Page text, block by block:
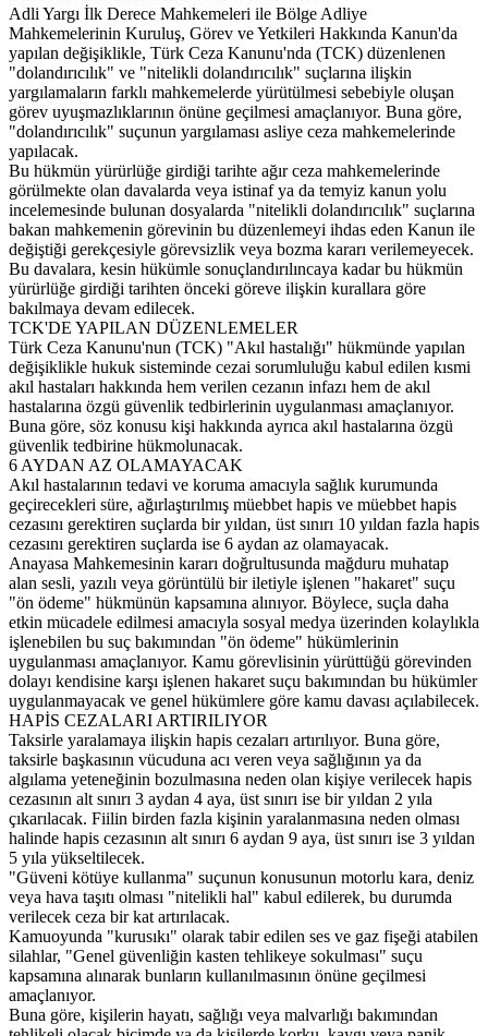
Adli Yargı İlk Derece Mahkemeleri ile Bölge Adliye
Mahkemelerinin Kuruluş, Görev ve Yetkileri Hakkında Kanun'da
yapılan değişiklikle, Türk Ceza Kanunu'nda (TCK) düzenlenen
"dolandırıcılık" ve "nitelikli dolandırıcılık" suçlarına ilişkin
yargılamaların farklı mahkemelerde yürütülmesi sebebiyle oluşan
görev uyuşmazlıklarının önüne geçilmesi amaçlanıyor. Buna göre,
"dolandırıcılık" suçunun yargılaması asliye ceza mahkemelerinde
yapılacak.
Bu hükmün yürürlüğe girdiği tarihte ağır ceza mahkemelerinde
görülmekte olan davalarda veya istinaf ya da temyiz kanun yolu
incelemesinde bulunan dosyalarda "nitelikli dolandırıcılık" suçlarına
bakan mahkemenin görevinin bu düzenlemeyi ihdas eden Kanun ile
değiştiği gerekçesiyle görevsizlik veya bozma kararı verilemeyecek.
Bu davalara, kesin hükümle sonuçlandırılıncaya kadar bu hükmün
yürürlüğe girdiği tarihten önceki göreve ilişkin kurallara göre
bakılmaya devam edilecek.
TCK'DE YAPILAN DÜZENLEMELER
Türk Ceza Kanunu'nun (TCK) "Akıl hastalığı" hükmünde yapılan
değişiklikle hukuk sisteminde cezai sorumluluğu kabul edilen kısmi
akıl hastaları hakkında hem verilen cezanın infazı hem de akıl
hastalarına özgü güvenlik tedbirlerinin uygulanması amaçlanıyor.
Buna göre, söz konusu kişi hakkında ayrıca akıl hastalarına özgü
güvenlik tedbirine hükmolunacak.
6 AYDAN AZ OLAMAYACAK
Akıl hastalarının tedavi ve koruma amacıyla sağlık kurumunda
geçirecekleri süre, ağırlaştırılmış müebbet hapis ve müebbet hapis
cezasını gerektiren suçlarda bir yıldan, üst sınırı 10 yıldan fazla hapis
cezasını gerektiren suçlarda ise 6 aydan az olamayacak.
Anayasa Mahkemesinin kararı doğrultusunda mağduru muhatap
alan sesli, yazılı veya görüntülü bir iletiyle işlenen "hakaret" suçu
"ön ödeme" hükmünün kapsamına alınıyor. Böylece, suçla daha
etkin mücadele edilmesi amacıyla sosyal medya üzerinden kolaylıkla
işlenebilen bu suç bakımından "ön ödeme" hükümlerinin
uygulanması amaçlanıyor. Kamu görevlisinin yürüttüğü görevinden
dolayı kendisine karşı işlenen hakaret suçu bakımından bu hükümler
uygulanmayacak ve genel hükümlere göre kamu davası açılabilecek.
HAPİS CEZALARI ARTIRILIYOR
Taksirle yaralamaya ilişkin hapis cezaları artırılıyor. Buna göre,
taksirle başkasının vücuduna acı veren veya sağlığının ya da
algılama yeteneğinin bozulmasına neden olan kişiye verilecek hapis
cezasının alt sınırı 3 aydan 4 aya, üst sınırı ise bir yıldan 2 yıla
çıkarılacak. Fiilin birden fazla kişinin yaralanmasına neden olması
halinde hapis cezasının alt sınırı 6 aydan 9 aya, üst sınırı ise 3 yıldan
5 yıla yükseltilecek.
"Güveni kötüye kullanma" suçunun konusunun motorlu kara, deniz
veya hava taşıtı olması "nitelikli hal" kabul edilerek, bu durumda
verilecek ceza bir kat artırılacak.
Kamuoyunda "kurusıkı" olarak tabir edilen ses ve gaz fişeği atabilen
silahlar, "Genel güvenliğin kasten tehlikeye sokulması" suçu
kapsamına alınarak bunların kullanılmasının önüne geçilmesi
amaçlanıyor.
Buna göre, kişilerin hayatı, sağlığı veya malvarlığı bakımından